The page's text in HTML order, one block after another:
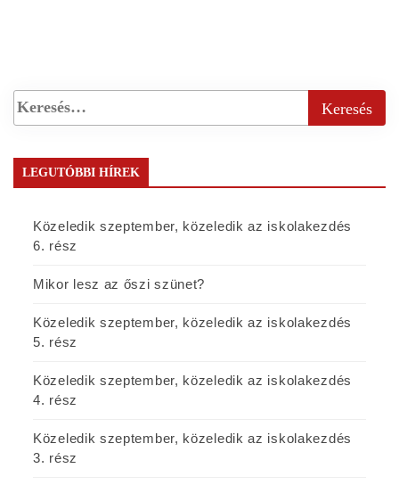
LEGUTÓBBI HÍREK
Közeledik szeptember, közeledik az iskolakezdés
6. rész
Mikor lesz az őszi szünet?
Közeledik szeptember, közeledik az iskolakezdés
5. rész
Közeledik szeptember, közeledik az iskolakezdés
4. rész
Közeledik szeptember, közeledik az iskolakezdés
3. rész